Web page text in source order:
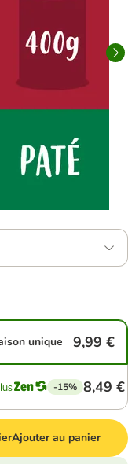
unique 9,99 €
-15% 8,49 €
Ajouter au panier